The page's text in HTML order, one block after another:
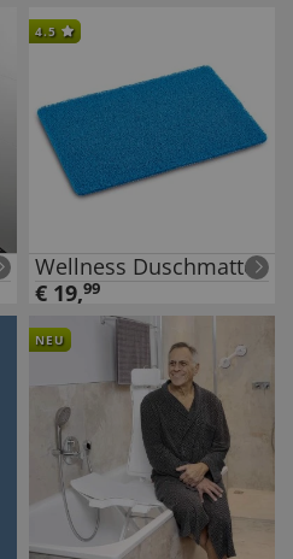
4.5
Wellness Duschmatte
€ 19,99
NEU